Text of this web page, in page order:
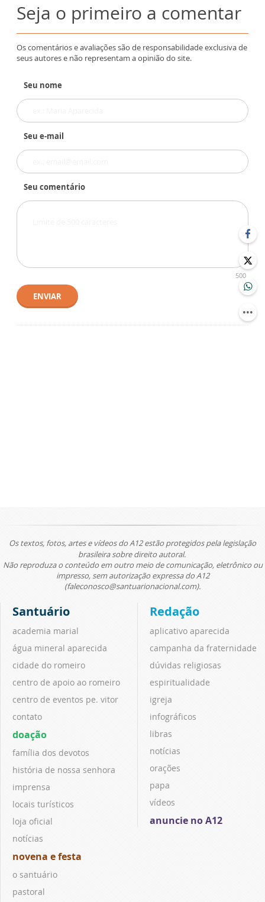
Seja o primeiro a comentar
Os comentários e avaliações são de responsabilidade exclusiva de
seus autores e não representam a opinião do site.
Seu nome
Seu e-mail
Seu comentário
500
ENVIAR
Os textos, fotos, artes e vídeos do A12 estão protegidos pela legislação
brasileira sobre direito autoral.
Não reproduza o conteúdo em outro meio de comunicação, eletrônico ou
impresso, sem autorização expressa do A12
(faleconosco@santuarionacional.com).
Santuário
academia marial
água mineral aparecida
cidade do romeiro
centro de apoio ao romeiro
centro de eventos pe. vitor
contato
doação
família dos devotos
história de nossa senhora
imprensa
locais turísticos
loja oficial
notícias
novena e festa
o santuário
pastoral
Redação
aplicativo aparecida
campanha da fraternidade
dúvidas religiosas
espiritualidade
igreja
infográficos
libras
notícias
orações
papa
vídeos
anuncie no A12